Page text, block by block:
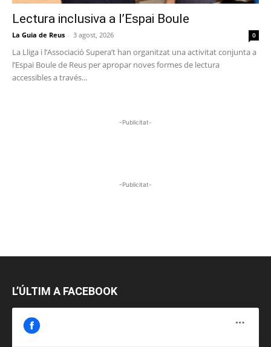
Lectura inclusiva a l’Espai Boule
La Guia de Reus - 3 agost, 2026 0
La Lliga i l’Associació Supera’t han organitzat una activitat conjunta a
l’Espai Boule de Reus per apropar noves formes de lectura
accessibles a través...
-Publicitat-
-Publicitat-
L’ÚLTIM A FACEBOOK